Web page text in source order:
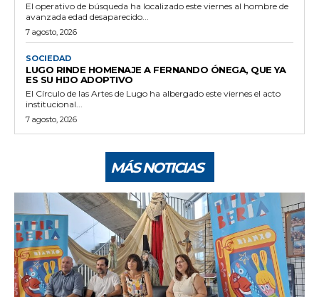
El operativo de búsqueda ha localizado este viernes al hombre de
avanzada edad desaparecido...
7 agosto, 2026
SOCIEDAD
LUGO RINDE HOMENAJE A FERNANDO ÓNEGA, QUE YA
ES SU HIJO ADOPTIVO
El Círculo de las Artes de Lugo ha albergado este viernes el acto
institucional...
7 agosto, 2026
MÁS NOTICIAS